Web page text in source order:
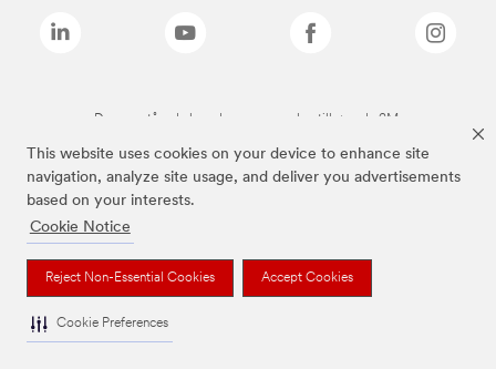
This website uses cookies on your device to enhance site
navigation, analyze site usage, and deliver you advertisements
based on your interests.
Cookie Notice
Reject Non-Essential Cookies Accept Cookies
Cookie Preferences
De ovenstående brands er varemærker tilhørende 3M.